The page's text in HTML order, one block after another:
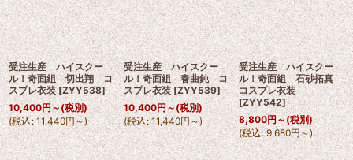
受注生産 ハイスクー
ル！奇面組 切出翔 コ
スプレ衣装 [ZYY538]
10,400円～(税別)
(税込: 11,440円～)
受注生産 ハイスクー
ル！奇面組 春曲鈍 コ
スプレ衣装 [ZYY539]
10,400円～(税別)
(税込: 11,440円～)
受注生産 ハイスクー
ル！奇面組 石砂拓真
コスプレ衣装
[ZYY542]
8,800円～(税別)
(税込: 9,680円～)